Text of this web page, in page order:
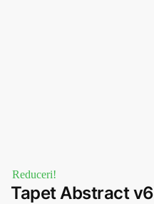
Reduceri!
Tapet Abstract v6